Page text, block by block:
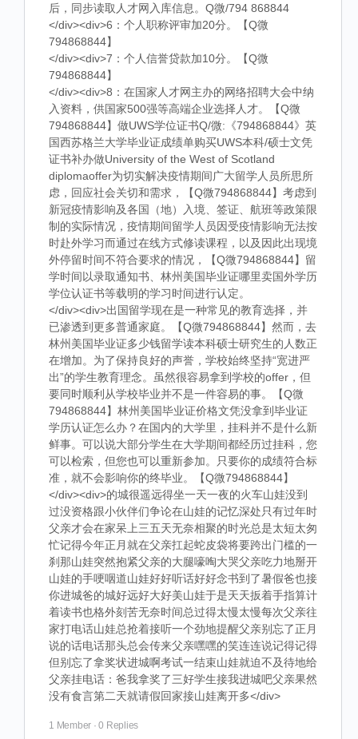
后，同步读取人才网入库信息。Q微/794 868844
</div><div>6：个人职称评审加20分。【Q微
794868844】
</div><div>7：个人信誉贷款加10分。【Q微
794868844】
</div><div>8：在国家人才网主办的网络招聘大会中纳
入资料，供国家500强等高端企业选择人才。【Q微
794868844】做UWS学位证书Q/微:《794868844》英
国西苏格兰大学毕业证成绩单购买UWS本科/硕士文凭
证书补办做University of the West of Scotland
diplomaoffer为切实解决疫情期间广大留学人员所思所
虑，回应社会关切和需求，【Q微794868844】考虑到
新冠疫情影响及各国（地）入境、签证、航班等政策限
制的实际情况，疫情期间留学人员因受疫情影响无法按
时赴外学习而通过在线方式修读课程，以及因此出现境
外停留时间不符合要求的情况，【Q微794868844】留
学时间以录取通知书、林州美国毕业证哪里卖国外学历
学位认证书等载明的学习时间进行认定。
</div><div>出国留学现在是一种常见的教育选择，并
已渗透到更多普通家庭。【Q微794868844】然而，去
林州美国毕业证多少钱留学读本科硕士研究生的人数正
在增加。为了保持良好的声誉，学校始终坚持“宽进严
出”的学生教育理念。虽然很容易拿到学校的offer，但
要同时顺利从学校毕业并不是一件容易的事。【Q微
794868844】林州美国毕业证价格文凭没拿到毕业证
学历认证怎么办？在国内的大学里，挂科并不是什么新
鲜事。可以说大部分学生在大学期间都经历过挂科，您
可以检索，但您也可以重新参加。只要你的成绩符合标
准，就不会影响你的终毕业。【Q微794868844】
</div><div>的城很遥远得坐一天一夜的火车山娃没到
过没资格跟小伙伴们争论在山娃的记忆深处只有过年时
父亲才会在家呆上三五天无奈相聚的时光总是太短太匆
忙记得今年正月就在父亲扛起蛇皮袋将要跨出门槛的一
刹那山娃突然抱紧父亲的大腿嚎啕大哭父亲吃力地掰开
山娃的手哽咽道山娃好好听话好好念书到了暑假爸也接
你进城爸的城好远好大好美山娃于是天天扳着手指算计
着读书也格外刻苦无奈时间总过得太慢太慢每次父亲往
家打电话山娃总抢着接听一个劲地提醒父亲别忘了正月
说的话电话那头总会传来父亲嘿嘿的笑连连说记得记得
但别忘了拿奖状进城啊考试一结束山娃就迫不及待地给
父亲挂电话：爸我拿奖了三好学生接我进城吧父亲果然
没有食言第二天就请假回家接山娃离开多</div>
1 Member · 0 Replies